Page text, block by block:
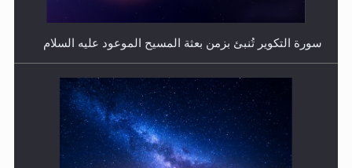
سورة التكوير تُنبئ بزمن بعثة المسيح الموعود عليه السلام